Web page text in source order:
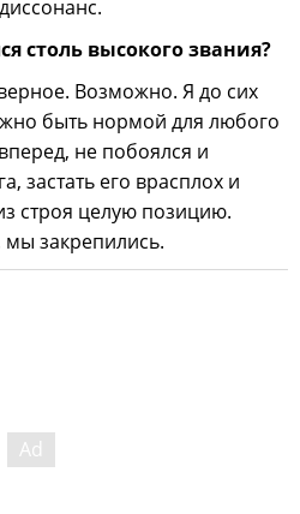
столь высокого звания?
Возможно. Я до сих
быть нормой для любого
не побоялся и
застать его врасплох и
строя целую позицию.
закрепились.